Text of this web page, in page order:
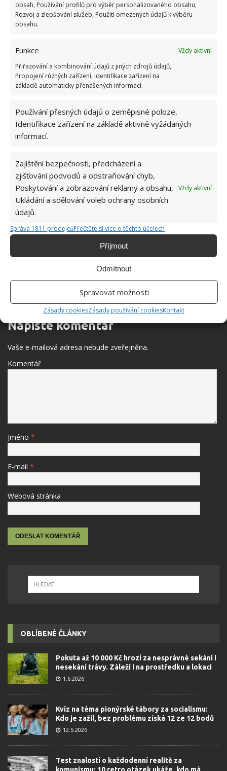
obsah, Používání profilů pro výběr personalizovaného obsahu,
Rozvoj a zlepšování služeb, Použití omezených údajů k výběru
obsahu.
Funkce
Vždy aktivní
Přiřazování a kombinování údajů z jiných zdrojů údajů,
Propojení různých zařízení, Identifikace zařízení na
základě automaticky přenášených informací.
Používání přesných údajů o zeměpisné poloze,
Identifikace zařízení na základě aktivně vyžádaných
informací.
Zajištění bezpečnosti, předcházení a
zjišťování podvodů a odstraňování chyb,
Poskytování a zobrazování reklamy a obsahu,
Ukládání a sdělování voleb ochrany osobních
údajů.
Vždy aktivní
Správa 1811 prodejcůPřečtěte si více o těchto účelech
Příjmout
Odmítnout
Spravovat možnosti
Zásady cookiesZásady používání cookiesKontakt
přidala během svých studií a práce
redaktorky ji tak nadchla, že se
SOUVISEJÍCÍ ČLÁNKY
Retro kvíz o životě za socialismu: Jak režim
ovlivňoval práci, bydlení i volný čas, připomene
jezdilo na dovolenou: Úkolem je poznat 10 vozů
na obrázcích
BUĎTE PRVNÍ KDO PŘIDÁ KOMENTÁŘ
Napište komentář
Vaše e-mailová adresa nebude zveřejněna.
Komentář
Jméno *
E-mail *
Webová stránka
OBLÍBENÉ ČLÁNKY
Pokuta až 10 000 Kč hrozí za nesprávné sekání i
nesekání trávy. Záleží i na prostředku a lokaci
1.6.2026
Kvíz na téma pionýrské tábory za socialismu:
Kdo je zažil, bez problému získá 12 ze 12 bodů
12.5.2026
Test znalostí o každodenní realitě za